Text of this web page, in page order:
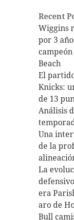
Recent
Wiggins
por 3
Beach
El
Knicks:
de 13
Análisis
Una
de la
La
era
aro de
Bull